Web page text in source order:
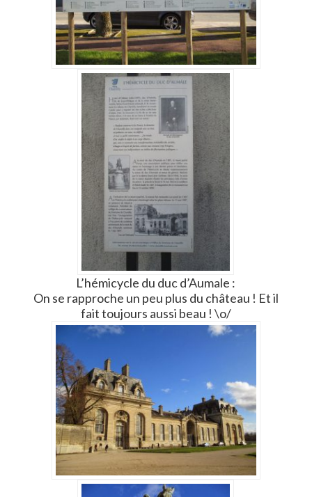
L’hémicycle du duc d’Aumale :
On se rapproche un peu plus du château ! Et il
fait toujours aussi beau ! \o/